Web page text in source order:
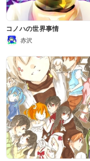
コノハの世界事情
赤沢